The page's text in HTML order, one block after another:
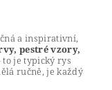
a inspirativní,
pestré vzory,
to je typický rys
ručně, je každý